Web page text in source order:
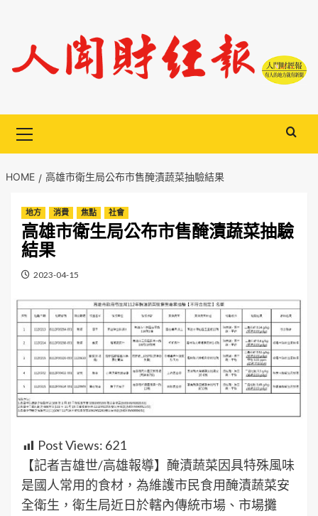
content
Menu
HOME 高雄市衛生局公布市售醃漬蔬菜抽驗結果
地方 消費 焦點 社會
高雄市衛生局公布市售醃漬蔬菜抽驗
結果
2023-04-15
Post Views: 621
【記者吉雄世/高雄報導】醃漬蔬菜因具特殊風味
是國人常用的食材，為維護市民食用醃漬蔬菜安
全衛生，衛生局近日於轄內傳統市場、市場攤